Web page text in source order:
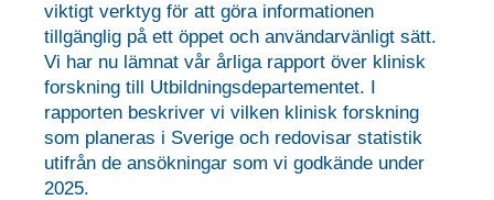
viktigt verktyg för att göra informationen
tillgänglig på ett öppet och användarvänligt sätt.
Vi har nu lämnat vår årliga rapport över klinisk
forskning till Utbildningsdepartementet. I
rapporten beskriver vi vilken klinisk forskning
som planeras i Sverige och redovisar statistik
utifrån de ansökningar som vi godkände under
2025.